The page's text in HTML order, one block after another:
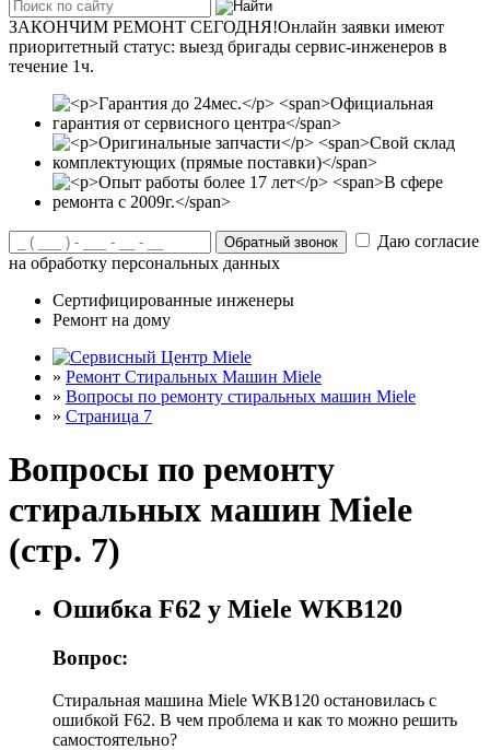
ЗАКОНЧИМ РЕМОНТ СЕГОДНЯ!Онлайн заявки имеют
приоритетный статус: вы­езд бри­га­ды сер­вис-­ин­же­не­ров в
течение 1ч.
Даю согласие
на обработку персональных данных
Сертифицированные инженеры
Ремонт на дому
» Ремонт Стиральных Машин Miele
» Вопросы по ремонту стиральных машин Miele
» Страница 7
Вопросы по ремонту
стиральных машин Miele
(стр. 7)
Ошибка F62 у Miele WKB120
Вопрос:
Стиральная машина Miele WKB120 остановилась с
ошибкой F62. В чем проблема и как то можно решить
самостоятельно?